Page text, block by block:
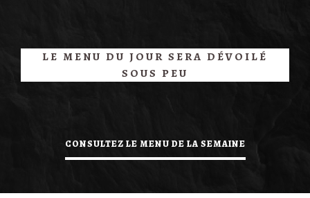
LE MENU DU JOUR SERA DÉVOILÉ
SOUS PEU
CONSULTEZ LE MENU DE LA SEMAINE